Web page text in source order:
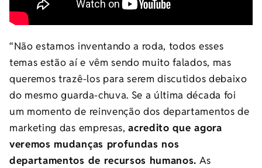
“Não estamos inventando a roda, todos esses
temas estão aí e vêm sendo muito falados, mas
queremos trazê-los para serem discutidos debaixo
do mesmo guarda-chuva. Se a última década foi
um momento de reinvenção dos departamentos de
marketing das empresas,acredito que agora
veremos mudanças profundas nos
departamentos de recursos humanos. As